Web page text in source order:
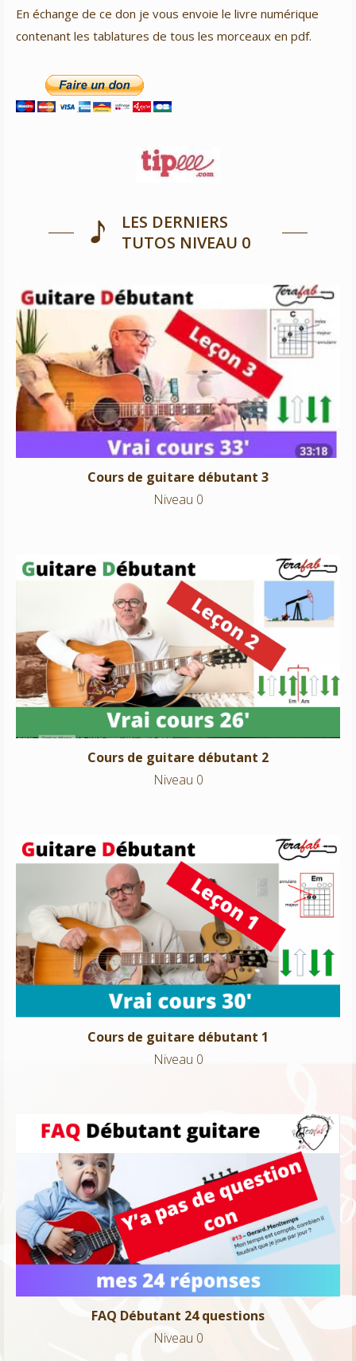
En échange de ce don je vous envoie le livre numérique
contenant les tablatures de tous les morceaux en pdf.
LES DERNIERS
TUTOS NIVEAU 0
Cours de guitare débutant 3
Niveau 0
Cours de guitare débutant 3
Niveau 0
Cours de guitare débutant 2
Niveau 0
Cours de guitare débutant 2
Niveau 0
Cours de guitare débutant 1
Niveau 0
Cours de guitare débutant 1
Niveau 0
FAQ Débutant 24 questions
Niveau 0
FAQ Débutant 24 questions
Niveau 0